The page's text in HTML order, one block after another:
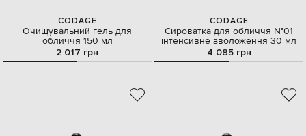
CODAGE
Очищувальний гель для
обличчя 150 мл
2 017 грн
CODAGE
Сироватка для обличчя N°01
інтенсивне зволоження 30 мл
4 085 грн